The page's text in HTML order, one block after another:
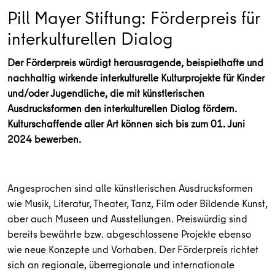
Pill Mayer Stiftung: Förderpreis für
interkulturellen Dialog
Der Förderpreis würdigt herausragende, beispielhafte und
nachhaltig wirkende interkulturelle Kulturprojekte für Kinder
und/oder Jugendliche, die mit künstlerischen
Ausdrucksformen den interkulturellen Dialog fördern.
Kulturschaffende aller Art können sich bis zum 01. Juni
2024 bewerben.
Angesprochen sind alle künstlerischen Ausdrucksformen
wie Musik, Literatur, Theater, Tanz, Film oder Bildende Kunst,
aber auch Museen und Ausstellungen. Preiswürdig sind
bereits bewährte bzw. abgeschlossene Projekte ebenso
wie neue Konzepte und Vorhaben. Der Förderpreis richtet
sich an regionale, überregionale und internationale